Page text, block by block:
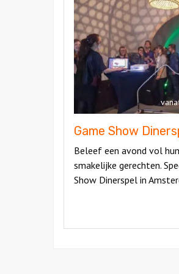
Game Show
Beleef een avond vol
smakelijke gerechten.
Show Dinerspel in
Game
Show
Dinerspel